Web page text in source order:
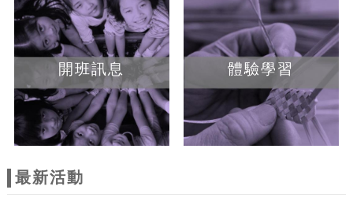
開班訊息 體驗學習
最新活動